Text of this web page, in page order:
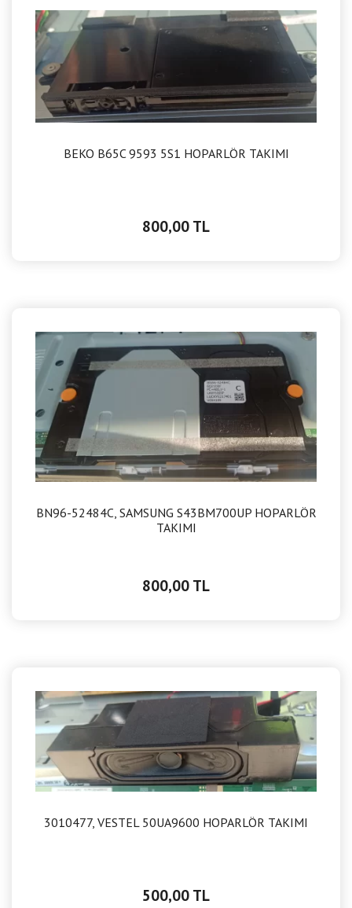
BEKO B65C 9593 5S1 HOPARLÖR TAKIMI
800,00 TL
BN96-52484C, SAMSUNG S43BM700UP HOPARLÖR
TAKIMI
800,00 TL
3010477, VESTEL 50UA9600 HOPARLÖR TAKIMI
500,00 TL